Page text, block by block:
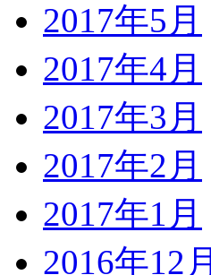
2017年5月
2017年4月
2017年3月
2017年2月
2017年1月
2016年12月